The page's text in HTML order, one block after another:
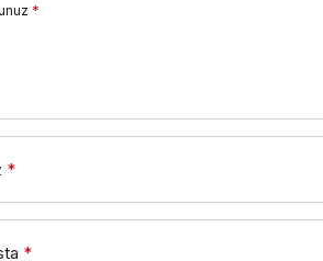
*
*
*